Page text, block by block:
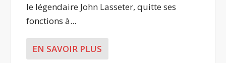
le légendaire John Lasseter, quitte ses
fonctions à...
EN SAVOIR PLUS